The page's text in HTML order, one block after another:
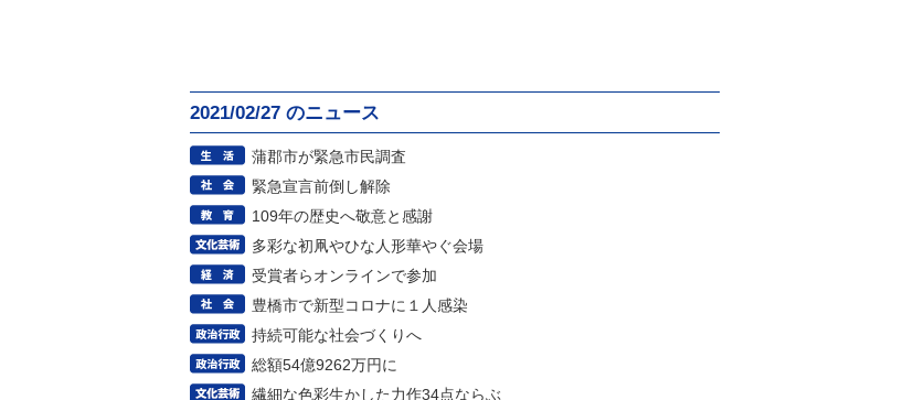
2021/02/27 のニュース
蒲郡市が緊急市民調査
緊急宣言前倒し解除
109年の歴史へ敬意と感謝
多彩な初凧やひな人形華やぐ会場
受賞者らオンラインで参加
豊橋市で新型コロナに１人感染
持続可能な社会づくりへ
総額54億9262万円に
繊細な色彩生かした力作34点ならぶ